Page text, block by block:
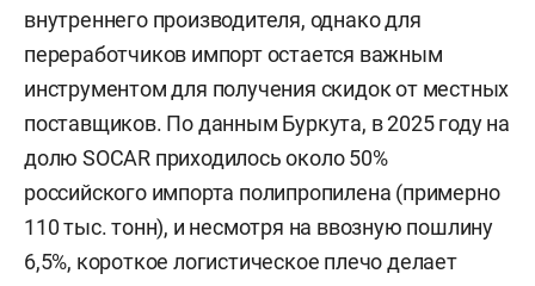
внутреннего производителя, однако для
переработчиков импорт остается важным
инструментом для получения скидок от местных
поставщиков. По данным Буркута, в 2025 году на
долю SOCAR приходилось около 50%
российского импорта полипропилена (примерно
110 тыс. тонн), и несмотря на ввозную пошлину
6,5%, короткое логистическое плечо делает